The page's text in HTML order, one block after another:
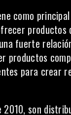
como
productos
fuerte
productos
para crear
2010, son